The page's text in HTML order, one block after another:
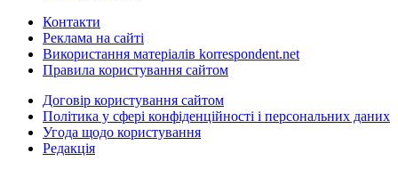
Контакти
Реклама на сайті
Використання матеріалів korrespondent.net
Правила користування сайтом
Договір користування сайтом
Політика у сфері конфіденційності і персональних даних
Угода щодо користування
Редакція